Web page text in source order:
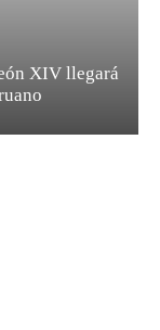
XIV llegará